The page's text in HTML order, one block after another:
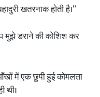
खतरनाक होती है।”
मुझे डराने की कोशिश कर
में एक छुपी हुई कोमलता
थी।